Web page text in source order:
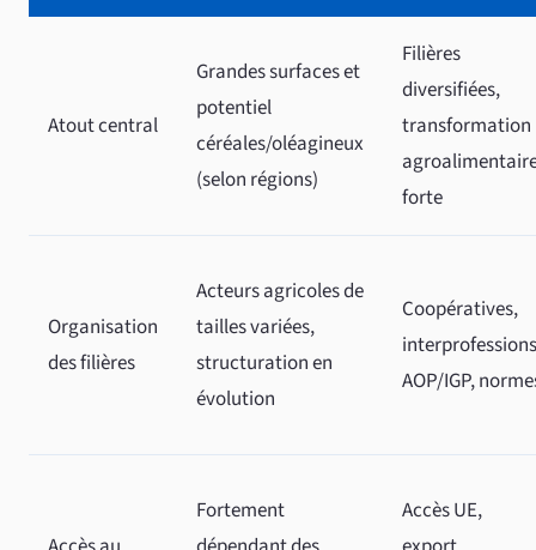
Atout central
Grandes surfaces et
potentiel
céréales/oléagineux
(selon régions)
Filières
diversifiées,
transformation
forte
Organisation
des filières
Acteurs agricoles de
tailles variées,
structuration en
évolution
Coopératives,
AOP/IGP,
Fortement
Accès UE,